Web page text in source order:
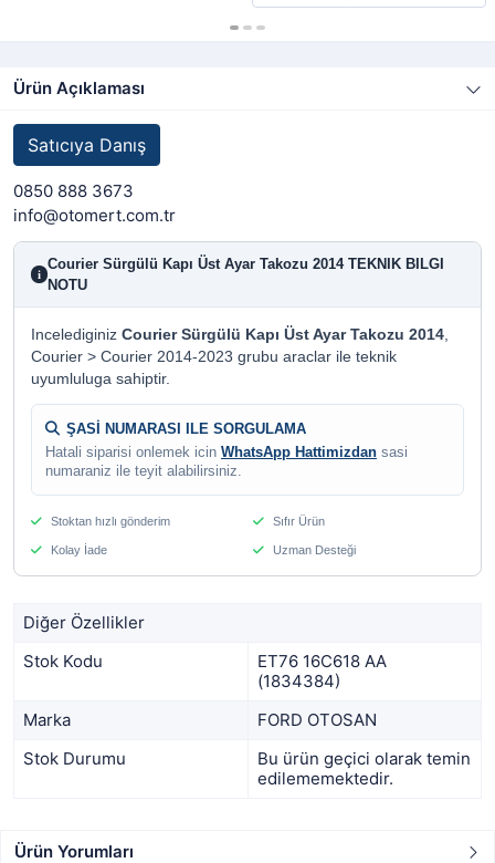
Ürün Açıklaması
Satıcıya Danış
0850 888 3673
info@otomert.com.tr
i
Courier Sürgülü Kapı Üst Ayar Takozu 2014 TEKNIK BILGI
NOTU
Incelediginiz Courier Sürgülü Kapı Üst Ayar Takozu 2014,
Courier > Courier 2014-2023 grubu araclar ile teknik
uyumluluga sahiptir.
ŞASİ NUMARASI ILE SORGULAMA
Hatali siparisi onlemek icin WhatsApp Hattimizdan sasi
numaraniz ile teyit alabilirsiniz.
Stoktan hızlı gönderim Sıfır Ürün
Kolay İade Uzman Desteği
Diğer Özellikler
Stok Kodu
ET76 16C618 AA
(1834384)
Marka
FORD OTOSAN
Stok Durumu
Bu ürün geçici olarak temin
edilememektedir.
Ürün Yorumları